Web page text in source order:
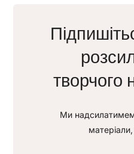
творчого
Ми